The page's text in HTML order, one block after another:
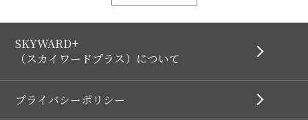
SKYWARD+
（スカイワードプラス）について
プライバシーポリシー